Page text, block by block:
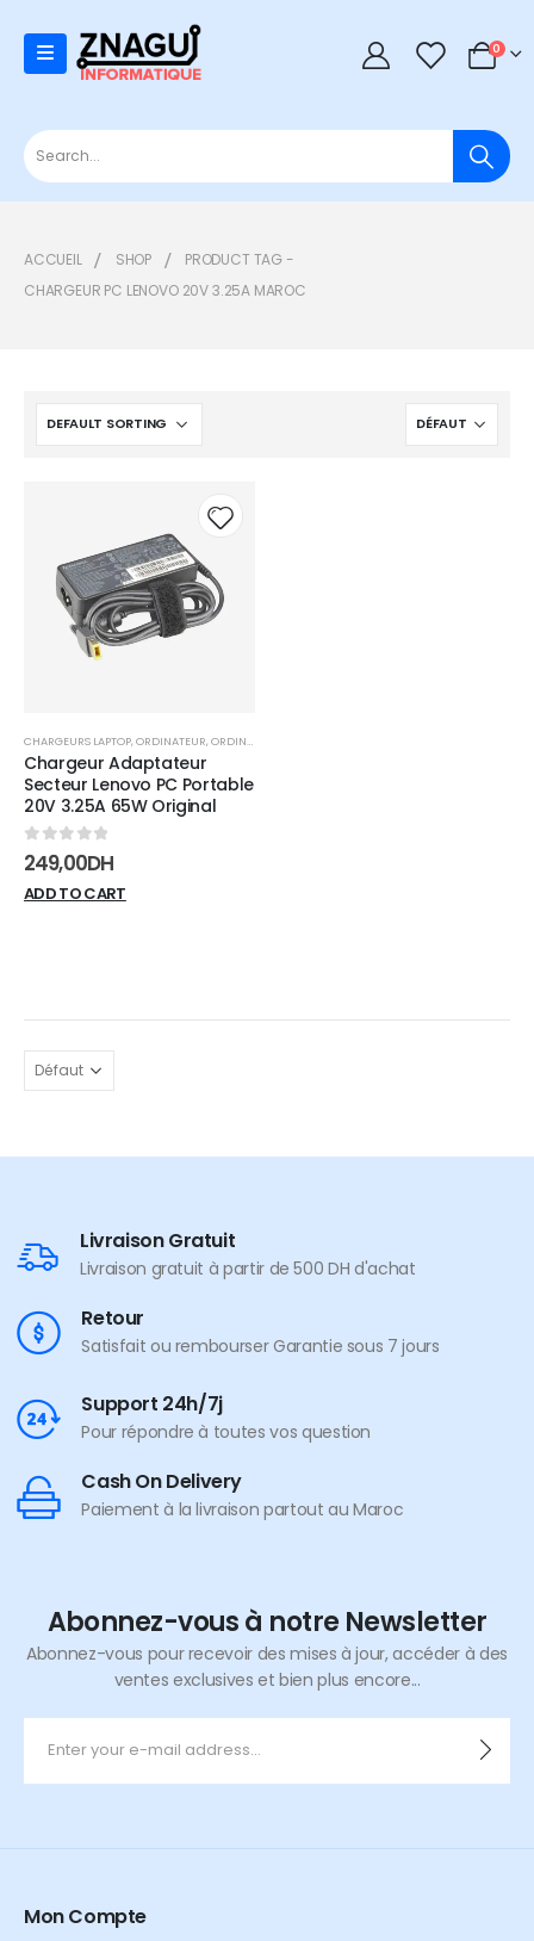
0 0
ACCUEIL SHOP
PRODUCT TAG -
CHARGEUR PC LENOVO 20V 3.25A MAROC
Add to
wishlist
CHARGEURS LAPTOP,ORDINATEUR,ORDINATEUR PORTABLE
Chargeur Adaptateur
Secteur Lenovo PC Portable
20V 3.25A 65W Original
0 sur 5
249,00DH
ADD TO CART
Livraison Gratuit
Livraison gratuit à partir de 500 DH d'achat
Retour
Satisfait ou rembourser Garantie sous 7 jours
Support 24h/7j
Pour répondre à toutes vos question
Cash On Delivery
Paiement à la livraison partout au Maroc
Abonnez-vous à notre Newsletter
Abonnez-vous pour recevoir des mises à jour, accéder à des
ventes exclusives et bien plus encore...
Mon Compte